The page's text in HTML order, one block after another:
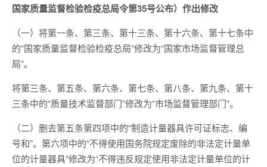
国家质量监督检验检疫总局令第35号公布）作出修改
（一）将第一条、第三条、第十三条、第十六条、第十七条中
的“国家质量监督检验检疫总局”修改为“国家市场监督管理总
局”。
将第三条、第五条、第六条、第七条、第八条、第九条、第十
三条中的“质量技术监督部门”修改为“市场监督管理部门”。
（二）删去第五条第四项中的“制造计量器具许可证标志、编
号和”。第六项中的“不得使用国务院规定废除的非法定计量单
位的计量器具”修改为“不得违反规定使用非法定计量单位的计